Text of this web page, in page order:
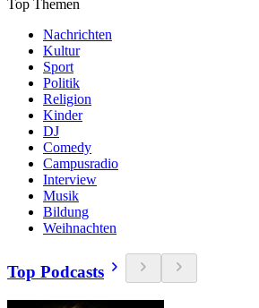
Top Themen
Nachrichten
Kultur
Sport
Politik
Religion
Kinder
DJ
Comedy
Campusradio
Interview
Musik
Bildung
Weihnachten
Top Podcasts